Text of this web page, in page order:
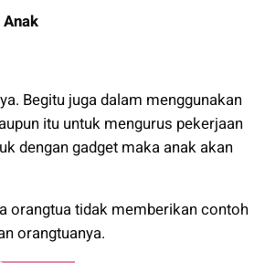
Begitu juga dalam menggunakan
itu untuk mengurus pekerjaan
dengan gadget maka anak akan
orangtua tidak memberikan contoh
orangtuanya.